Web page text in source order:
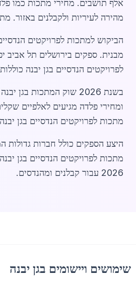
אלף תושבים. מחירי מתכות כמו
מהירה לעיריות ולקבלנים באזור.
הביקוש למתכות לפרויקטים
מבנית. ספקים בירושלים תל אביב
לפרויקטים הנדסיים בגן יבנה
בשנת 2026 שוק
ומחירי פלדה מגיעים לאלפיים
מתכות לפרויקטים הנדסיים בגן
היצע הספקים כולל חברות
מתכות לפרויקטים הנדסיים בגן
2026 עבור קבלנים ומהנדסים.
שימושים ויישומים בגן יבנה